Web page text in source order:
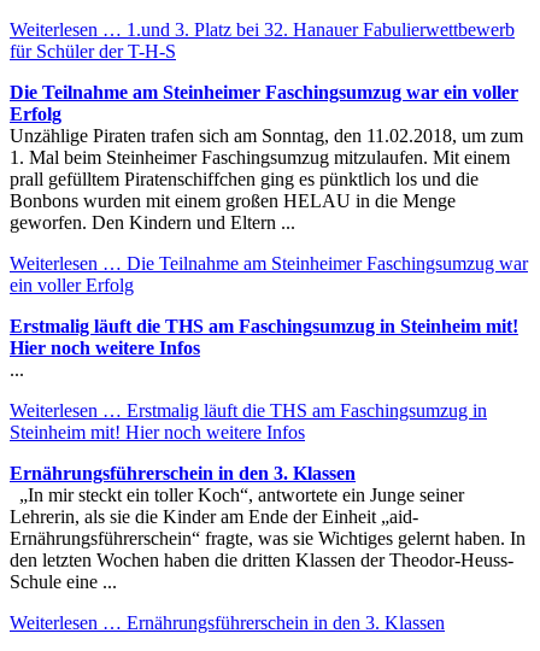
Weiterlesen … 1.und 3. Platz bei 32. Hanauer Fabulierwettbewerb
für Schüler der T-H-S
Die Teilnahme am Steinheimer Faschingsumzug war ein voller
Erfolg
Unzählige Piraten trafen sich am Sonntag, den 11.02.2018, um zum
1. Mal beim Steinheimer Faschingsumzug mitzulaufen. Mit einem
prall gefülltem Piratenschiffchen ging es pünktlich los und die
Bonbons wurden mit einem großen HELAU in die Menge
geworfen. Den Kindern und Eltern ...
Weiterlesen … Die Teilnahme am Steinheimer Faschingsumzug war
ein voller Erfolg
Erstmalig läuft die THS am Faschingsumzug in Steinheim mit!
Hier noch weitere Infos
...
Weiterlesen … Erstmalig läuft die THS am Faschingsumzug in
Steinheim mit! Hier noch weitere Infos
Ernährungsführerschein in den 3. Klassen
„In mir steckt ein toller Koch“, antwortete ein Junge seiner
Lehrerin, als sie die Kinder am Ende der Einheit „aid-
Ernährungsführerschein“ fragte, was sie Wichtiges gelernt haben. In
den letzten Wochen haben die dritten Klassen der Theodor-Heuss-
Schule eine ...
Weiterlesen … Ernährungsführerschein in den 3. Klassen